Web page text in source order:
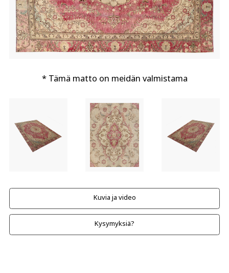
* Tämä matto on meidän valmistama
Kuvia ja video
Kysymyksiä?